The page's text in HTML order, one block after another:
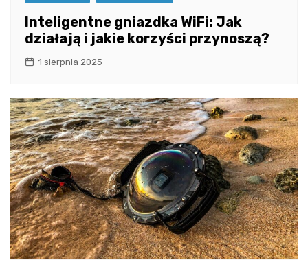
Inteligentne gniazdka WiFi: Jak
działają i jakie korzyści przynoszą?
1 sierpnia 2025